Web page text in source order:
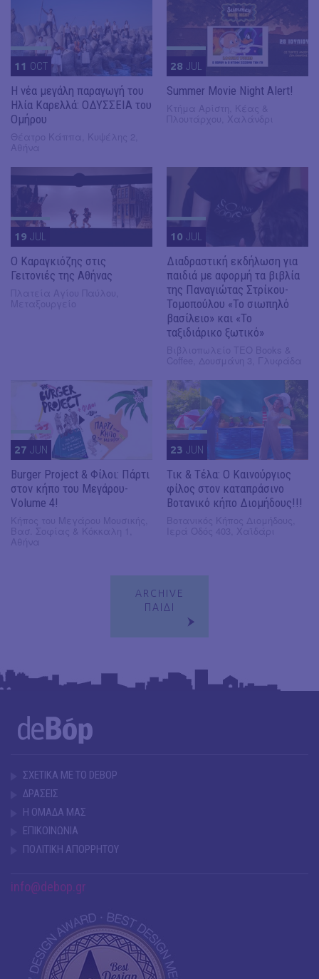
11 OCT
Η νέα μεγάλη παραγωγή του
Ηλία Καρελλά: ΟΔΥΣΣΕΙΑ του
Ομήρου
28 JUL
Summer Movie Night Alert!
19 JUL
​Ο Καραγκιόζης στις
Γειτονιές της Αθήνας
10 JUL
Διαδραστική εκδήλωση για
παιδιά με αφορμή τα βιβλία
της Παναγιώτας Στρίκου-
Τομοπούλου «Το σιωπηλό
βασίλειο» και «Το
ταξιδιάρικο ξωτικό»
27 JUN
Burger Project & Φίλοι: Πάρτι
στον κήπο του Μεγάρου-
Volume 4!
23 JUN
Τικ & Τέλα: Ο Καινούργιος
φίλος στον καταπράσινο
Βοτανικό κήπο Διομήδους!!!
ARCHIVE
ΠΑΙΔΙ
ΣΧΕΤΙΚΑ ΜΕ ΤΟ DEBOP
ΔΡΑΣΕΙΣ
Η ΟΜΑΔΑ ΜΑΣ
ΕΠΙΚΟΙΝΩΝΙΑ
ΠΟΛΙΤΙΚΗ ΑΠΟΡΡΗΤΟΥ
info@debop.gr